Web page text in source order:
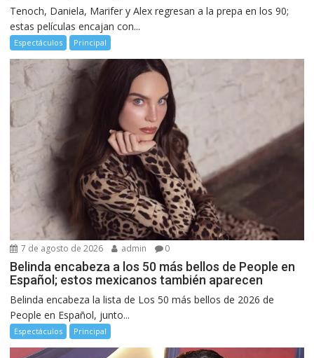
Tenoch, Daniela, Marifer y Alex regresan a la prepa en los 90;
estas películas encajan con...
Espectáculos Principal
7 de agosto de 2026 admin 0
Belinda encabeza a los 50 más bellos de People en
Español; estos mexicanos también aparecen
Belinda encabeza la lista de Los 50 más bellos de 2026 de
People en Español, junto...
Espectáculos Principal